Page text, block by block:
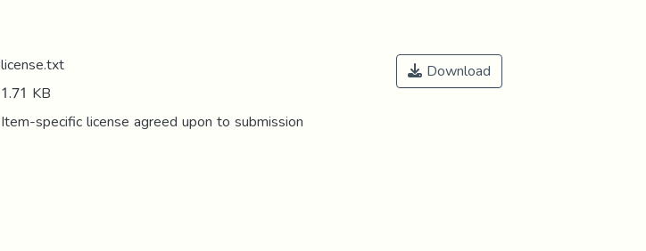
license.txt
1.71 KB
Item-specific license agreed upon to submission
Download